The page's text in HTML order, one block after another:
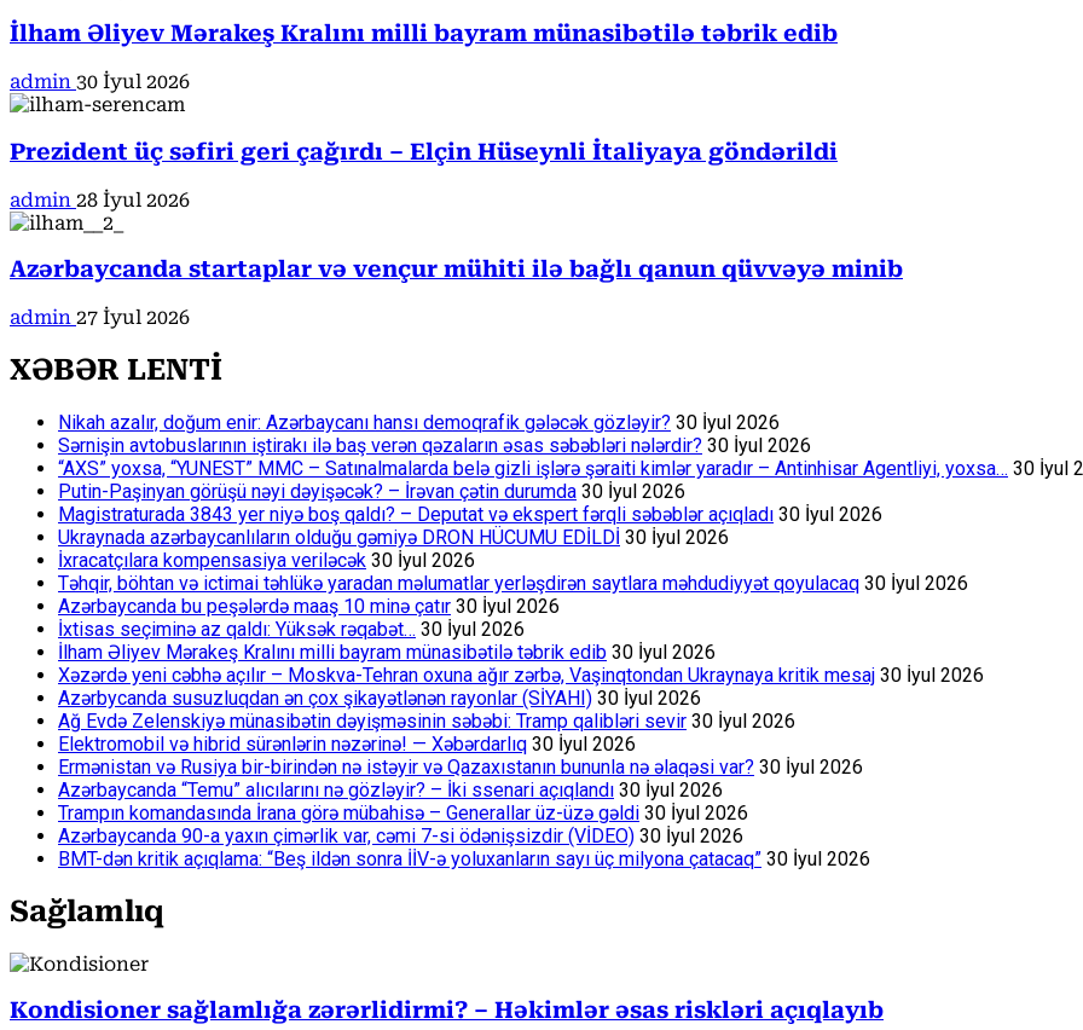
İlham Əliyev Mərakeş Kralını milli bayram münasibətilə təbrik edib
admin 30 İyul 2026
Prezident üç səfiri geri çağırdı – Elçin Hüseynli İtaliyaya göndərildi
admin 28 İyul 2026
Azərbaycanda startaplar və vençur mühiti ilə bağlı qanun qüvvəyə minib
admin 27 İyul 2026
XƏBƏR LENTİ
Nikah azalır, doğum enir: Azərbaycanı hansı demoqrafik gələcək gözləyir? 30 İyul 2026
Sərnişin avtobuslarının iştirakı ilə baş verən qəzaların əsas səbəbləri nələrdir? 30 İyul 2026
“AXS” yoxsa, “YUNEST” MMC – Satınalmalarda belə gizli işlərə şəraiti kimlər yaradır – Antinhisar Agentliyi, yoxsa… 30 İyul
Putin-Paşinyan görüşü nəyi dəyişəcək? – İrəvan çətin durumda 30 İyul 2026
Magistraturada 3843 yer niyə boş qaldı? – Deputat və ekspert fərqli səbəblər açıqladı 30 İyul 2026
Ukraynada azərbaycanlıların olduğu gəmiyə DRON HÜCUMU EDİLDİ 30 İyul 2026
İxracatçılara kompensasiya veriləcək 30 İyul 2026
Təhqir, böhtan və ictimai təhlükə yaradan məlumatlar yerləşdirən saytlara məhdudiyyət qoyulacaq 30 İyul 2026
Azərbaycanda bu peşələrdə maaş 10 minə çatır 30 İyul 2026
İxtisas seçiminə az qaldı: Yüksək rəqabət… 30 İyul 2026
İlham Əliyev Mərakeş Kralını milli bayram münasibətilə təbrik edib 30 İyul 2026
Xəzərdə yeni cəbhə açılır – Moskva-Tehran oxuna ağır zərbə, Vaşinqtondan Ukraynaya kritik mesaj 30 İyul 2026
Azərbycanda susuzluqdan ən çox şikayətlənən rayonlar (SİYAHI) 30 İyul 2026
Ağ Evdə Zelenskiyə münasibətin dəyişməsinin səbəbi: Tramp qalibləri sevir 30 İyul 2026
Elektromobil və hibrid sürənlərin nəzərinə! — Xəbərdarlıq 30 İyul 2026
Ermənistan və Rusiya bir-birindən nə istəyir və Qazaxıstanın bununla nə əlaqəsi var? 30 İyul 2026
Azərbaycanda “Temu” alıcılarını nə gözləyir? – İki ssenari açıqlandı 30 İyul 2026
Trampın komandasında İrana görə mübahisə – Generallar üz-üzə gəldi 30 İyul 2026
Azərbaycanda 90-a yaxın çimərlik var, cəmi 7-si ödənişsizdir (VİDEO) 30 İyul 2026
BMT-dən kritik açıqlama: “Beş ildən sonra İİV-ə yoluxanların sayı üç milyona çatacaq” 30 İyul 2026
Sağlamlıq
Kondisioner sağlamlığa zərərlidirmi? – Həkimlər əsas riskləri açıqlayıb